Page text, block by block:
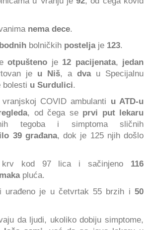
nema dece.
bolničkih posteljaje 123.
otpušteno je 12 pacijenata, jedan
je u Niš, a dvau Specijalnu
bolesti u Surdulici.
COVID ambulanti u ATD-u
, od čega se prvi put lekaru
tegoba i simptoma sličnih
39 građana, dok je 125 njih došlo
krv kod 97 lica i sačinjeno 116
pluća.
urađeno je u četvrtak 55 brzih i 50
da ljudi, ukoliko dobiju simptome,